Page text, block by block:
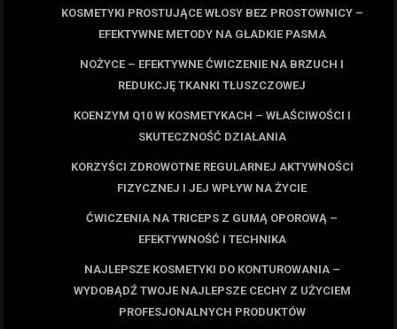
KOSMETYKI PROSTUJĄCE WŁOSY BEZ PROSTOWNICY –
EFEKTYWNE METODY NA GŁADKIE PASMA
NOŻYCE – EFEKTYWNE ĆWICZENIE NA BRZUCH I
REDUKCJĘ TKANKI TŁUSZCZOWEJ
KOENZYM Q10 W KOSMETYKACH – WŁAŚCIWOŚCI I
SKUTECZNOŚĆ DZIAŁANIA
KORZYŚCI ZDROWOTNE REGULARNEJ AKTYWNOŚCI
FIZYCZNEJ I JEJ WPŁYW NA ŻYCIE
ĆWICZENIA NA TRICEPS Z GUMĄ OPOROWĄ –
EFEKTYWNOŚĆ I TECHNIKA
NAJLEPSZE KOSMETYKI DO KONTUROWANIA –
WYDOBĄDŹ TWOJE NAJLEPSZE CECHY Z UŻYCIEM
PROFESJONALNYCH PRODUKTÓW